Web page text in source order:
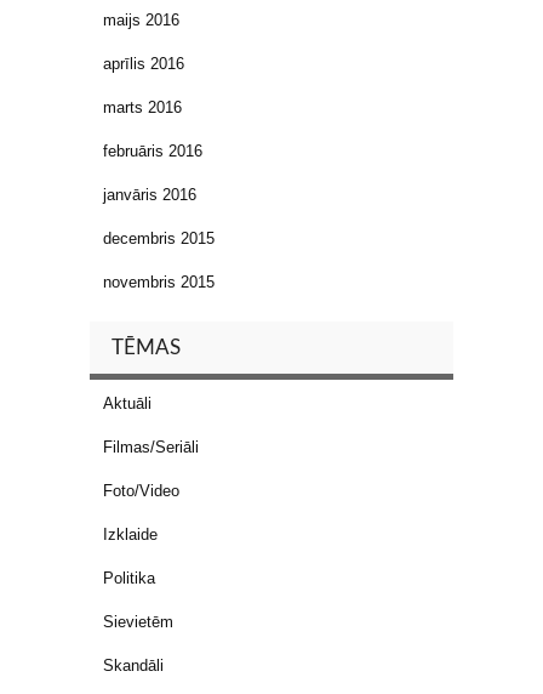
maijs 2016
aprīlis 2016
marts 2016
februāris 2016
janvāris 2016
decembris 2015
novembris 2015
TĒMAS
Aktuāli
Filmas/Seriāli
Foto/Video
Izklaide
Politika
Sievietēm
Skandāli